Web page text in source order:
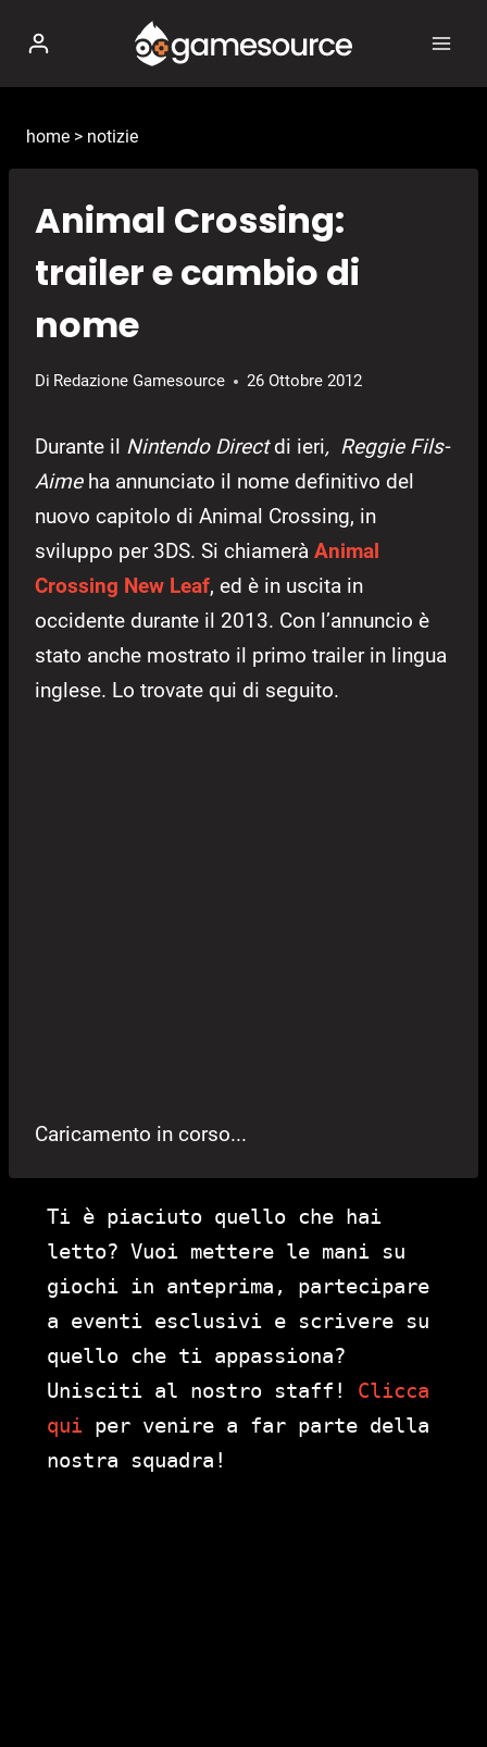
contenuto
home > notizie
Animal Crossing:
trailer e cambio di
nome
Di Redazione Gamesource 26 Ottobre 2012
Durante il Nintendo Directdi ieri, Reggie Fils-
Aimeha annunciato il nome definitivo del
nuovo capitolo di Animal Crossing, in
sviluppo per 3DS. Si chiamerà Animal
Crossing New Leaf, ed è in uscita in
occidente durante il 2013. Con l’annuncio è
stato anche mostrato il primo trailer in lingua
inglese. Lo trovate qui di seguito.
Caricamento in corso...
Ti è piaciuto quello che hai
letto? Vuoi mettere le mani su
giochi in anteprima, partecipare
a eventi esclusivi e scrivere su
quello che ti appassiona?
Unisciti al nostro staff! Clicca
qui per venire a far parte della
nostra squadra!